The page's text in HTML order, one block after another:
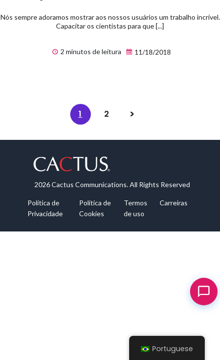
Nós sempre adoramos mostrar aos nossos usuários um trabalho incrível.
Capacitar os cientistas para que [...]
2 minutos de leitura 11/18/2018
1 2
2026 Cactus Communications. All Rights Reserved
Política de
Privacidade
Política de
Cookies
Termos
de uso
Carreiras
Portuguese